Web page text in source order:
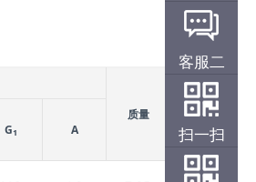
客服二
扫一扫
质量
G1 A
带锁紧螺母和
锁定装置的紧
定套